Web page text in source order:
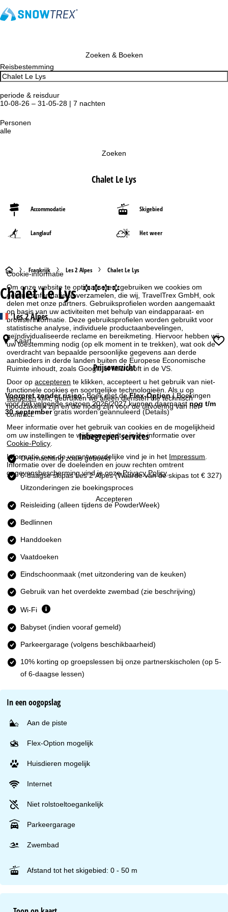
Cookie-informatie
Om onze website te optimaliseren, gebruiken we cookies om
gebruiksinformatie te verzamelen, die wij, TravelTrex GmbH, ook
delen met onze partners. Gebruiksprofielen worden aangemaakt
op basis van uw activiteiten met behulp van eindapparaat- en
browserinformatie. Deze gebruiksprofielen worden gebruikt voor
statistische analyse, individuele productaanbevelingen,
geïndividualiseerde reclame en bereikmeting. Hiervoor hebben wij
uw toestemming nodig (op elk moment in te trekken), wat ook de
overdracht van bepaalde persoonlijke gegevens aan derde
aanbieders in derde landen buiten de Europese Economische
Ruimte inhoudt, zoals Google of Microsoft in de VS.
Door opaccepteren te klikken, accepteert u het gebruik van niet-
functionele cookies en soortgelijke technologieën. Als u op
weigerenklikt, gebruiken we alleen diensten die technisch
noodzakelijk zijn en die nodig zijn voor de uitvoering van het
contract.
Meer informatie over het gebruik van cookies en de mogelijkheid
om uw instellingen te wijzigen, vindt u in de informatie over
Cookie-Policy
Informatie over de verantwoordelijke vind je in het Impressum
Informatie over de doeleinden en jouw rechten omtrent
gegevensbescherming vind je onzePrivacy Policy .
Accepteren
Zoeken & Boeken
Reisbestemming
periode & reisduur
10-08-26 – 31-05-28 | 7 nachten
Personen
alle
Zoeken
Chalet Le Lys
Accommodatie Skigebied
Langlauf Het weer
S
t
a
r
t
p
a
g
i
n
a
Frankrijk Les 2 Alpes Chalet Le Lys
Chalet Le Lys °°°°
Les 2 Alpes
Kaart
Prijsoverzicht
Voorpret zonder risico:Boek met deFlex-Option| Boekingen
voor het volgende seizoen 2026/2027 kunnen daarnaast nog t/m
30 septembergratis worden geannuleerd (Details)
Inbegrepen services
Overnachting zoals geboekt
6-daagse skipas Les 2 Alpes(Waarde van de skipas tot € 327)
Uitzonderingen zie boekingsproces
Reisleiding (alleen tijdens de PowderWeek)
Bedlinnen
Handdoeken
Vaatdoeken
Eindschoonmaak (met uitzondering van de keuken)
Gebruik van het overdekte zwembad (zie beschrijving)
Wi-Fi
Babyset (indien vooraf gemeld)
Parkeergarage (volgens beschikbaarheid)
10% korting op groepslessen bij onze partnerskischolen (op 5-
of 6-daagse lessen)
In een oogopslag
Aan de piste
Flex-Option mogelijk
Huisdieren mogelijk
Internet
Niet rolstoeltoegankelijk
Parkeergarage
Zwembad
Afstand tot het skigebied: 0 - 50 m